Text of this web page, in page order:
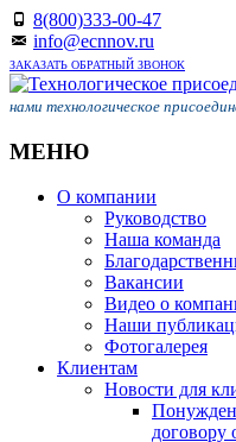
8(800)333-00-47
info@ecnnov.ru
ЗАКАЗАТЬ ОБРАТНЫЙ ЗВОНОК
нами технологическое
МЕНЮ
Skip
О компании
Руководство
Наша команда
Вакансии
Видео о
Наши
Фотогалерея
Клиентам
Новости для
договору